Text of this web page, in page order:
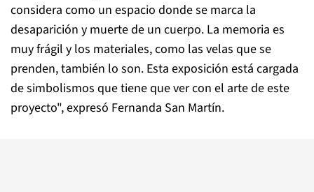
considera como un espacio donde se marca la
desaparición y muerte de un cuerpo. La memoria es
muy frágil y los materiales, como las velas que se
prenden, también lo son. Esta exposición está cargada
de simbolismos que tiene que ver con el arte de este
proyecto", expresó Fernanda San Martín.